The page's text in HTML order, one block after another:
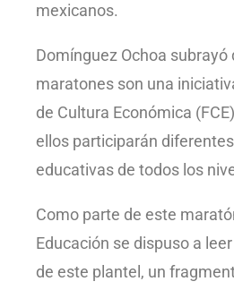
mexicanos.
Domínguez Ochoa subrayó
maratones son una
de Cultura Económica
ellos participarán
educativas de todos los
Como parte de este
Educación se dispuso a
de este plantel, un